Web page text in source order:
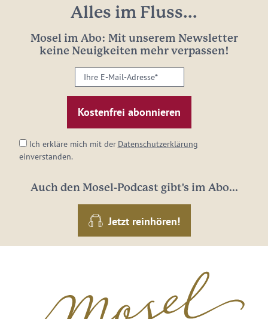
Alles im Fluss...
Mosel im Abo: Mit unserem Newsletter
keine Neuigkeiten mehr verpassen!
Ihre
E-
Mail-
Adresse:
Ich erkläre mich mit der Datenschutzerklärung
einverstanden.
Auch den Mosel-Podcast gibt's im Abo...
Jetzt reinhören!